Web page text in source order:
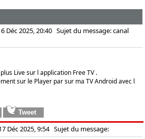
Déc 2025, 20:40 Sujet du message: canal
Live sur l application Free TV .
sur le Player par sur ma TV Android avec l
Déc 2025, 9:54Sujet du message: